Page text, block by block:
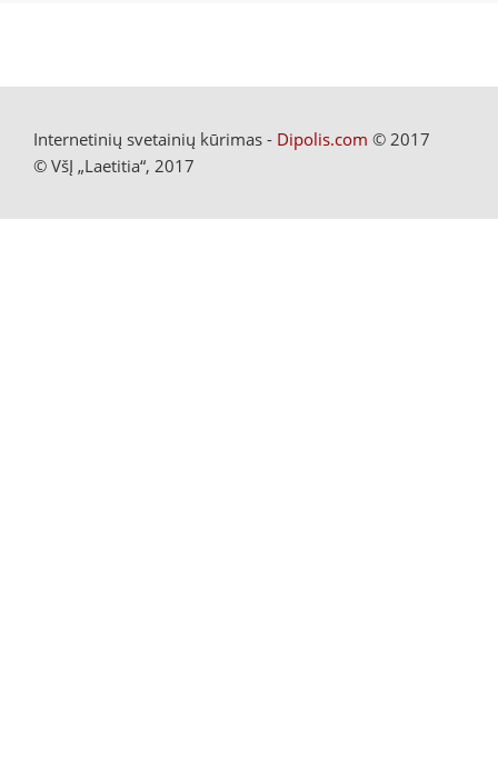
Internetinių svetainių kūrimas - Dipolis.com © 2017
© VšĮ „Laetitia“, 2017